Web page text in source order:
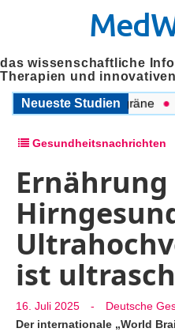
das wissenschaftliche
Therapien und
Neueste Studien
COPD und Migräne
Gesundheitsnachrichten
ist
16. Juli 2025 -
Deutsche
Der internationale „World